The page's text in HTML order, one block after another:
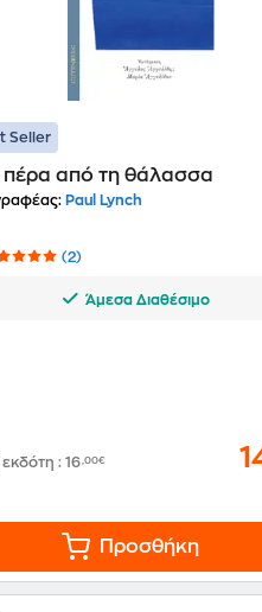
Seller
πέρα από τη θάλασσα
Paul Lynch
(2)
Άμεσα Διαθέσιμο
εκδότη : 16,00€
Προσθήκη